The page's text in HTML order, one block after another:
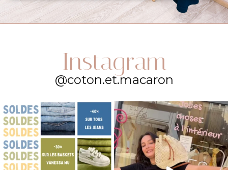
Instagram
@coton.et.macaron